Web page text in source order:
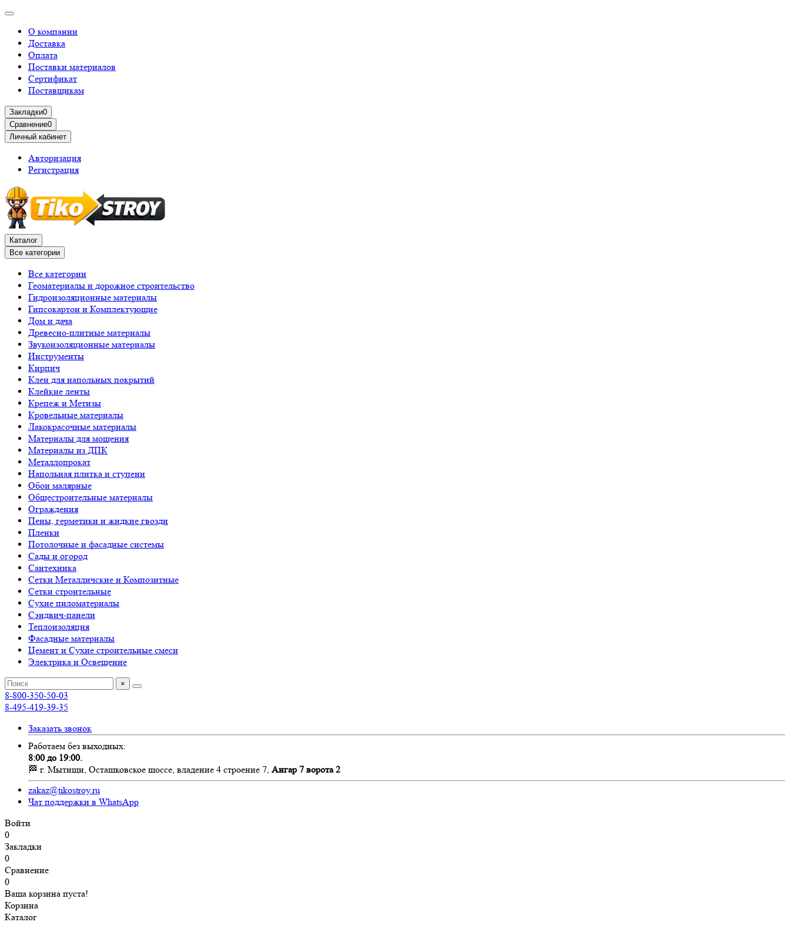
О компании
Доставка
Оплата
Поставки материалов
Сертификат
Поставщикам
Закладки0
Сравнение0
Личный кабинет
Авторизация
Регистрация
Каталог
Все категории
Все категории
Геоматериалы и дорожное строительство
Гидроизоляционные материалы
Гипсокартон и Комплектующие
Дом и дача
Древесно-плитные материалы
Звукоизоляционные материалы
Инструменты
Кирпич
Клеи для напольных покрытий
Клейкие ленты
Крепеж и Метизы
Кровельные материалы
Лакокрасочные материалы
Материалы для мощения
Материалы из ДПК
Металлопрокат
Напольная плитка и ступени
Обои малярные
Общестроительные материалы
Ограждения
Пены, герметики и жидкие гвозди
Пленки
Потолочные и фасадные системы
Сады и огород
Сантехника
Сетки Металличские и Композитные
Сетки строительные
Сухие пиломатериалы
Сэндвич-панели
Теплоизоляция
Фасадные материалы
Цемент и Сухие строительные смеси
Электрика и Освещение
×
8-800-350-50-03
8-495-419-39-35
Заказать звонок
Работаем без выходных:
8:00 до 19:00.
🏁 г. Мытищи, Осташковское шоссе, владение 4 строение 7, Ангар 7 ворота 2
zakaz@tikostroy.ru
Чат поддержки в WhatsApp
Войти
0
Закладки
0
Сравнение
0
Ваша корзина пуста!
Корзина
Каталог